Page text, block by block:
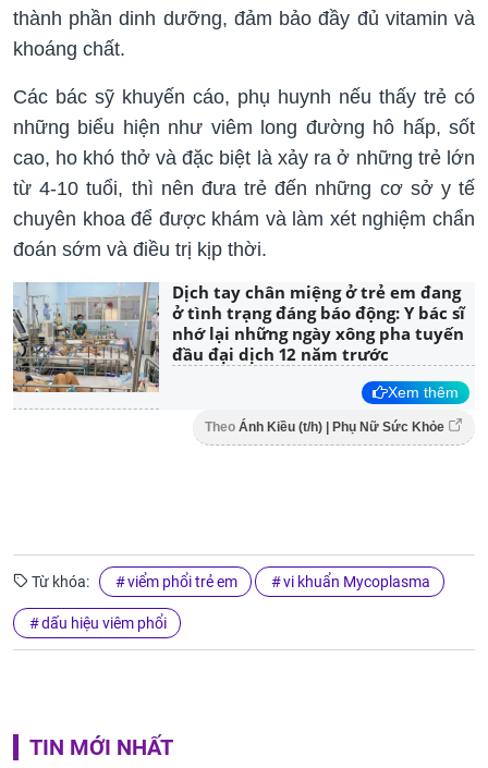
thành phần dinh dưỡng, đảm bảo đầy đủ vitamin và
khoáng chất.
Các bác sỹ khuyến cáo, phụ huynh nếu thấy trẻ có
những biểu hiện như viêm long đường hô hấp, sốt
cao, ho khó thở và đặc biệt là xảy ra ở những trẻ lớn
từ 4-10 tuổi, thì nên đưa trẻ đến những cơ sở y tế
chuyên khoa để được khám và làm xét nghiệm chẩn
đoán sớm và điều trị kịp thời.
Dịch tay chân miệng ở trẻ em đang
ở tình trạng đáng báo động: Y bác sĩ
nhớ lại những ngày xông pha tuyến
đầu đại dịch 12 năm trước
Xem thêm
Theo Ánh Kiều (t/h) | Phụ Nữ Sức Khỏe
Từ khóa: viểm phổi trẻ em vi khuẩn Mycoplasma
dấu hiệu viêm phổi
TIN MỚI NHẤT